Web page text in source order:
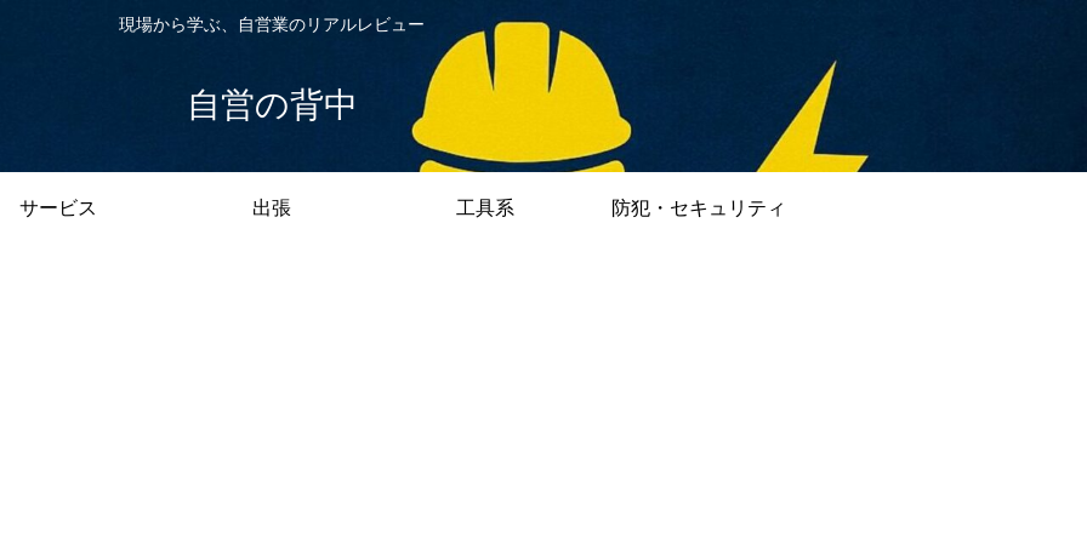
現場から学ぶ、自営業のリアルレビュー
自営の背中
サービス 出張 工具系 防犯・セキュリティ